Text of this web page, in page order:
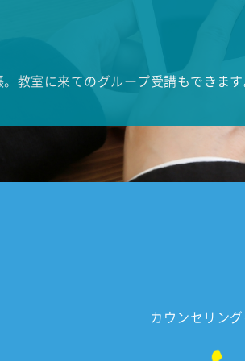
教室に来てのグループ受講もできます
カウンセリング